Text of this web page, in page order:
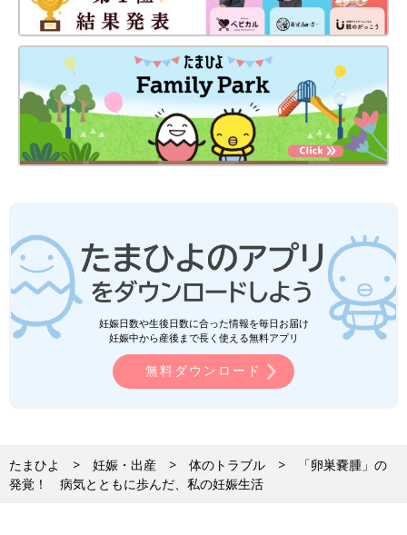
妊娠日数や生後日数に合った情報を毎日お届け
妊娠中から産後まで長く使える無料アプリ
無料ダウンロード
たまひよ 妊娠・出産 体のトラブル
「卵巣嚢腫」の
発覚！ 病気とともに歩んだ、私の妊娠生活